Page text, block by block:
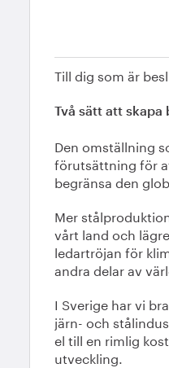
Till dig som är
Två sätt att
Den omställning
förutsättning för
begränsa den
Mer
vårt land och
ledartröjan för
andra delar av
I Sverige har vi
järn- och
el till en rimlig
utveckling.